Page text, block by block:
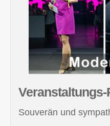
Souverän und